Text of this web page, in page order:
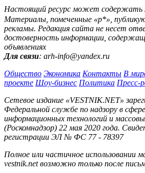
Настоящий ресурс может содержать
Материалы, помеченные «р*»,
рекламы. Редакция сайта не несет
достоверность информации,
объявлениях
Для связи: arh-info@yandex.ru
Общество Экономика Контакты В
проекте Шоу-бизнес Политика Пресс-
Сетевое издание «VESTNIK.NET»
Федеральной службе по надзору в сфере
информационных технологий и
(Роскомнадзор) 22 мая 2020 года.
регистрации ЭЛ № ФС 77 - 78397
Полное или частичное использовании
vestnik.net возможно только после